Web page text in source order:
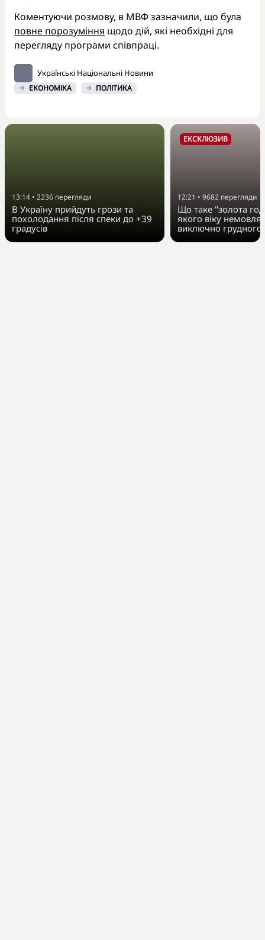
Коментуючи розмову, в МВФ зазначили, що була
повне порозуміння щодо дій, які необхідні для
перегляду програми співпраці.
Українські Національні Новини
ЕКОНОМІКА ПОЛІТИКА
13:14 • 2236 перегляди
В Україну прийдуть грози та
похолодання після спеки до +39
градусів
ЕКСКЛЮЗИВ
12:21 • 9682 перегляди
Що таке "золота
якого віку немовля
виключно